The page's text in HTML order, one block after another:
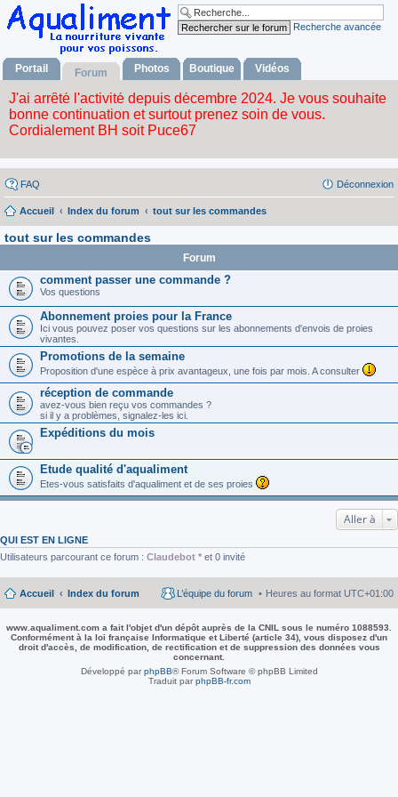
Recherche avancée
Portail Forum Photos Boutique Vidéos
FAQ Déconnexion
Accueil Index du forum tout sur les commandes
tout sur les commandes
Forum
comment passer une commande ?
Vos questions
Abonnement proies pour la France
Ici vous pouvez poser vos questions sur les abonnements d'envois de proies
vivantes.
Promotions de la semaine
Proposition d'une espèce à prix avantageux, une fois par mois. A consulter
réception de commande
avez-vous bien reçu vos commandes ?
si il y a problèmes, signalez-les ici.
Expéditions du mois
Etude qualité d'aqualiment
Etes-vous satisfaits d'aqualiment et de ses proies
Aller à
QUI EST EN LIGNE
Utilisateurs parcourant ce forum : Claudebot * et 0 invité
Accueil Index du forum Heures au format UTC+01:00
L’équipe du forum
www.aqualiment.com a fait l'objet d'un dépôt auprès de la CNIL sous le numéro 1088593.
Conformément à la loi française Informatique et Liberté (article 34), vous disposez d'un
droit d'accès, de modification, de rectification et de suppression des données vous
concernant.
Développé parphpBB® Forum Software © phpBB Limited
Traduit parphpBB-fr.com